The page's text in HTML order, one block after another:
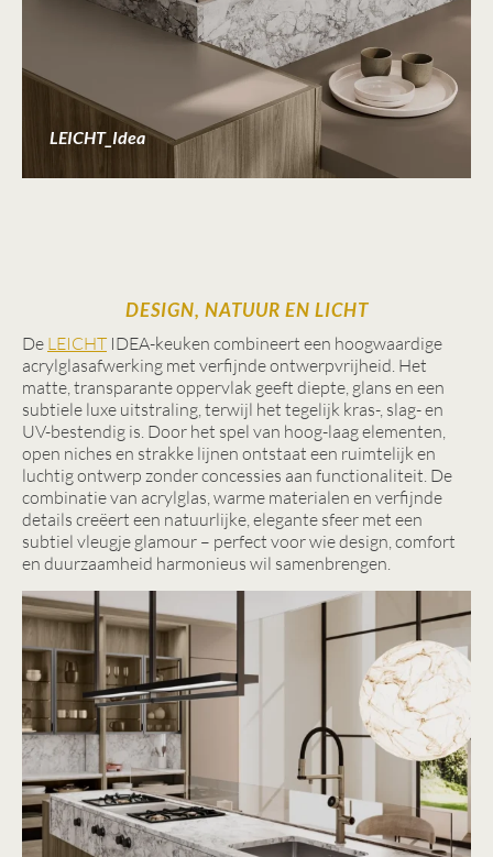
LEICHT_Idea
DESIGN, NATUUR EN LICHT
De LEICHT IDEA-keuken combineert een hoogwaardige
acrylglasafwerking met verfijnde ontwerpvrijheid. Het
matte, transparante oppervlak geeft diepte, glans en een
subtiele luxe uitstraling, terwijl het tegelijk kras-, slag- en
UV-bestendig is. Door het spel van hoog-laag elementen,
open niches en strakke lijnen ontstaat een ruimtelijk en
luchtig ontwerp zonder concessies aan functionaliteit. De
combinatie van acrylglas, warme materialen en verfijnde
details creëert een natuurlijke, elegante sfeer met een
subtiel vleugje glamour – perfect voor wie design, comfort
en duurzaamheid harmonieus wil samenbrengen.